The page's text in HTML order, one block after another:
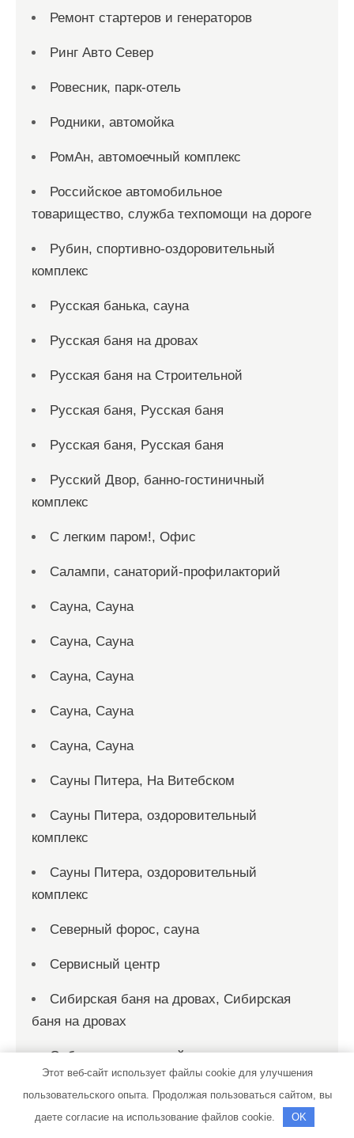
Ремонт стартеров и генераторов
Ринг Авто Север
Ровесник, парк-отель
Родники, автомойка
РомАн, автомоечный комплекс
Российское автомобильное
товарищество, служба техпомощи на дороге
Рубин, спортивно-оздоровительный
комплекс
Русская банька, сауна
Русская баня на дровах
Русская баня на Строительной
Русская баня, Русская баня
Русская баня, Русская баня
Русский Двор, банно-гостиничный
комплекс
С легким паром!, Офис
Салампи, санаторий-профилакторий
Сауна, Сауна
Сауна, Сауна
Сауна, Сауна
Сауна, Сауна
Сауна, Сауна
Сауны Питера, На Витебском
Сауны Питера, оздоровительный
комплекс
Сауны Питера, оздоровительный
комплекс
Северный форос, сауна
Сервисный центр
Сибирская баня на дровах, Сибирская
баня на дровах
Сибирь, гостиничный комплекс
СибТракСкан, официальный
дистрибьютор DongFeng, официальный
Этот веб-сайт использует файлы cookie для улучшения
пользовательского опыта. Продолжая пользоваться сайтом, вы
даете согласие на использование файлов cookie.
OK